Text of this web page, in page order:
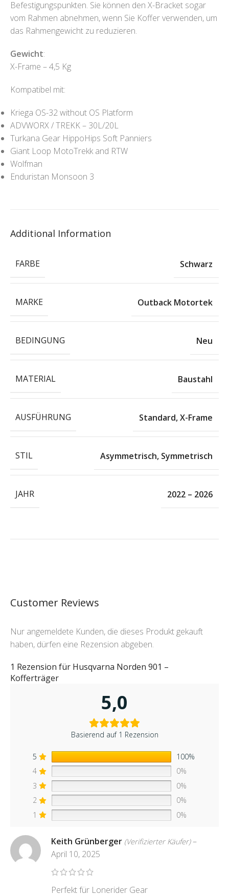
Befestigungspunkten. Sie können den X-Bracket sogar
vom Rahmen abnehmen, wenn Sie Koffer verwenden, um
das Rahmengewicht zu reduzieren.
Gewicht:
X-Frame – 4,5 Kg
Kompatibel mit:
Kriega OS-32 without OS Platform
ADVWORX / TREKK – 30L/20L
Turkana Gear HippoHips Soft Panniers
Giant Loop MotoTrekk and RTW
Wolfman
Enduristan Monsoon 3
Additional Information
FARBE Schwarz
MARKE Outback Motortek
BEDINGUNG Neu
MATERIAL Baustahl
AUSFÜHRUNG Standard,X-Frame
STIL Asymmetrisch, Symmetrisch
JAHR 2022 – 2026
Customer Reviews
1 Rezension für Husqvarna Norden 901 –
Kofferträger
5,0
Basierend auf 1 Rezension
5
100%
4
0%
3
0%
2
0%
1
0%
Keith Grünberger (Verifizierter Käufer) –
April 10, 2025
Perfekt für Lonerider Gear
Nur angemeldete Kunden, die dieses Produkt gekauft
haben, dürfen eine Rezension abgeben.